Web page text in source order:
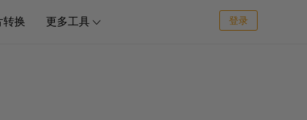
转换 更多工具  登录